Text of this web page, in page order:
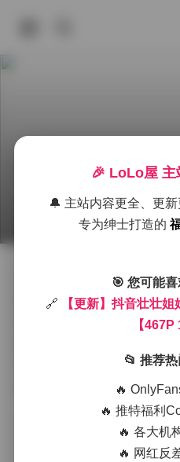
2025年9月27日 下午4:19
作为一名长期关注时尚博主
想和大家分享一组我个人
姐姐的写真合集。这组合集
围、图片质感还是博主的个
壮壮姐姐作为抖音上备受欢
直以自然、真实又不失时尚
🎉 LoLo屋 主
🔔 主站内容更全、更
专为绅士打造的
🎯 您可能喜
🔗
【更新】抖音壮壮
【467P
📂 推荐热
🔥
🔥 推特福利
🔥 各大机
🔥 网红反